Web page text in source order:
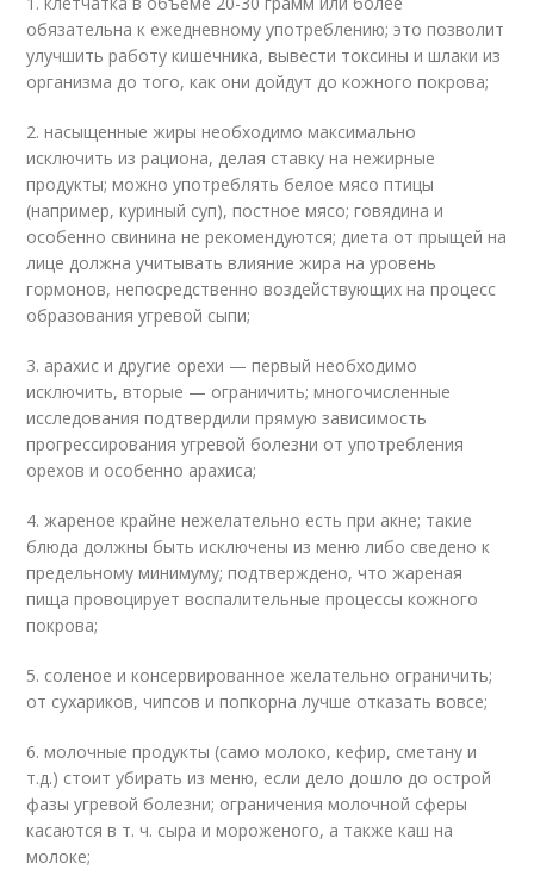
обязательна к ежедневному употреблению; это позволит
улучшить работу кишечника, вывести токсины и шлаки из
организма до того, как они дойдут до кожного покрова;
2. насыщенные жиры необходимо максимально
исключить из рациона, делая ставку на нежирные
продукты; можно употреблять белое мясо птицы
(например, куриный суп), постное мясо; говядина и
особенно свинина не рекомендуются; диета от прыщей на
лице должна учитывать влияние жира на уровень
гормонов, непосредственно воздействующих на процесс
образования угревой сыпи;
3. арахис и другие орехи — первый необходимо
исключить, вторые — ограничить; многочисленные
исследования подтвердили прямую зависимость
прогрессирования угревой болезни от употребления
орехов и особенно арахиса;
4. жареное крайне нежелательно есть при акне; такие
блюда должны быть исключены из меню либо сведено к
предельному минимуму; подтверждено, что жареная
пища провоцирует воспалительные процессы кожного
покрова;
5. соленое и консервированное желательно ограничить;
от сухариков, чипсов и попкорна лучше отказать вовсе;
6. молочные продукты (само молоко, кефир, сметану и
т.д.) стоит убирать из меню, если дело дошло до острой
фазы угревой болезни; ограничения молочной сферы
касаются в т. ч. сыра и мороженого, а также каш на
молоке;